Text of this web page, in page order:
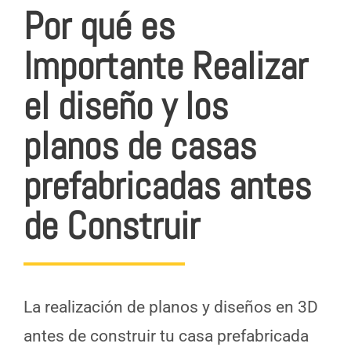
Por qué es
Importante Realizar
el diseño y los
planos de casas
prefabricadas antes
de Construir
La realización de planos y diseños en 3D
antes de construir tu casa prefabricada